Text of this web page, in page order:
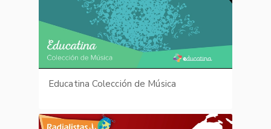
Educatina Colección de Música